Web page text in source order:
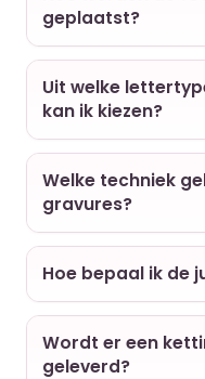
geplaatst?
Uit welke
kan ik kiezen?
Welke techniek
gravures?
Hoe bepaal ik de
Wordt er een
geleverd?